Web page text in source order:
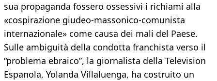
sua propaganda fossero ossessivi i richiami alla
«cospirazione giudeo-massonico-comunista
internazionale» come causa dei mali del Paese.
Sulle ambiguità della condotta franchista verso il
“problema ebraico”, la giornalista della Television
Espanola, Yolanda Villaluenga, ha costruito un